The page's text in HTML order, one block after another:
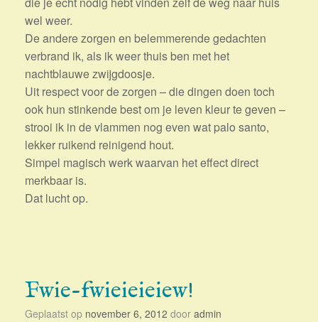
wel weer.
De andere zorgen en belemmerende gedachten
verbrand ik, als ik weer thuis ben met het
nachtblauwe zwijgdoosje.
Uit respect voor de zorgen – die dingen doen toch
ook hun stinkende best om je leven kleur te geven –
strooi ik in de vlammen nog even wat palo santo,
lekker ruikend reinigend hout.
Simpel magisch werk waarvan het effect direct
merkbaar is.
Dat lucht op.
Fwie-fwieieieiew!
Geplaatst op november 6, 2012 door admin